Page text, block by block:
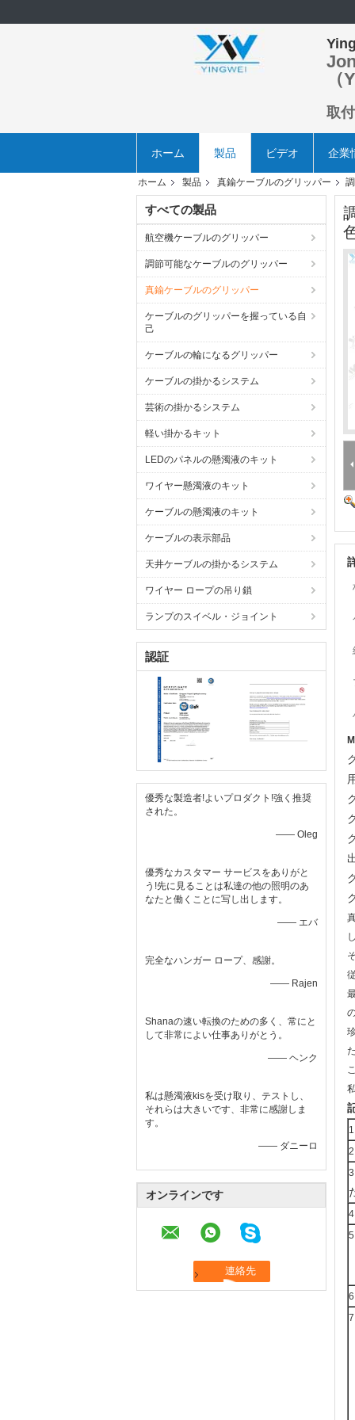
取
ホーム 製品 ビデオ 企業
ホーム 製品 真鍮ケーブルのグリッパー
すべての製品
航空機ケーブルのグリッパー
調節可能なケーブルのグリッパー
真鍮ケーブルのグリッパー
ケーブルのグリッパーを握っている自
己
ケーブルの輪になるグリッパー
ケーブルの掛かるシステム
芸術の掛かるシステム
軽い掛かるキット
LEDのパネルの懸濁液のキット
ワイヤー懸濁液のキット
ケーブルの懸濁液のキット
ケーブルの表示部品
天井ケーブルの掛かるシステム
ワイヤー ロープの吊り鎖
ランプのスイベル・ジョイント
認証
優秀な製造者!よいプロダクト!強く推奨
された。
—— Oleg
優秀なカスタマー サービスをありがと
う!先に見ることは私達の他の照明のあ
なたと働くことに写し出します。
—— エバ
完全なハンガー ロープ、感謝。
—— Rajen
Shanaの速い転換のための多く、常にと
して非常によい仕事ありがとう。
—— ヘンク
私は懸濁液kisを受け取り、テストし、
それらは大きいです、非常に感謝しま
す。
—— ダニーロ
オンラインです